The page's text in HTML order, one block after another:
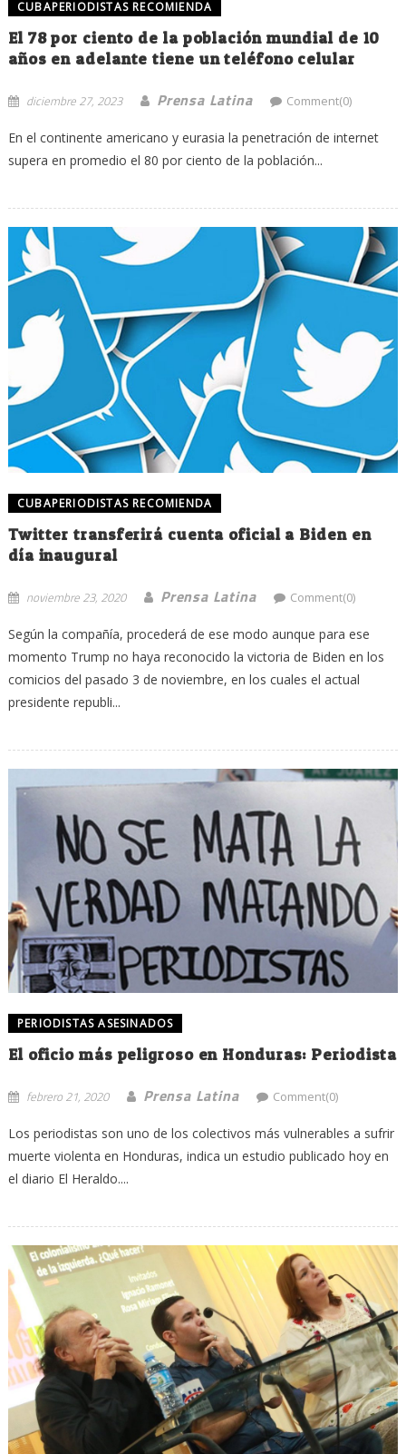
CUBAPERIODISTAS RECOMIENDA
El 78 por ciento de la población mundial de 10
años en adelante tiene un teléfono celular
diciembre 27, 2023 Prensa Latina Comment(0)
En el continente americano y eurasia la penetración de internet
supera en promedio el 80 por ciento de la población...
CUBAPERIODISTAS RECOMIENDA
Twitter transferirá cuenta oficial a Biden en
día inaugural
noviembre 23, 2020 Prensa Latina Comment(0)
Según la compañía, procederá de ese modo aunque para ese
momento Trump no haya reconocido la victoria de Biden en los
comicios del pasado 3 de noviembre, en los cuales el actual
presidente republi...
PERIODISTAS ASESINADOS
El oficio más peligroso en Honduras: Periodista
febrero 21, 2020 Prensa Latina Comment(0)
Los periodistas son uno de los colectivos más vulnerables a sufrir
muerte violenta en Honduras, indica un estudio publicado hoy en
el diario El Heraldo....